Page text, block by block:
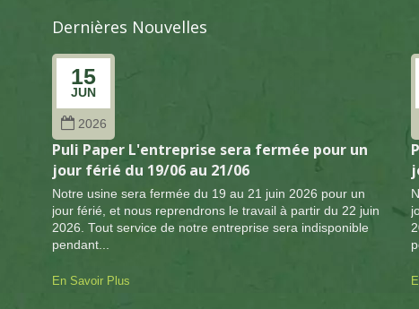
Dernières Nouvelles
15
JUN
2026
Puli Paper L'entreprise sera fermée pour un
jour férié du 19/06 au 21/06
Notre usine sera fermée du 19 au 21 juin 2026 pour un
jour férié, et nous reprendrons le travail à partir du 22 juin
2026. Tout service de notre entreprise sera indisponible
pendant...
En Savoir Plus